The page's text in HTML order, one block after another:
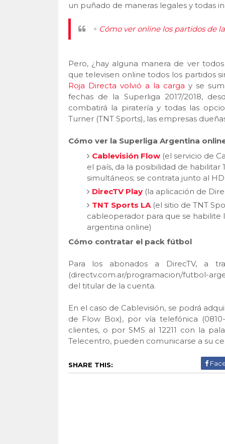
un puñado de maneras legales y todas
+ Cómo ver online los partidos de
Pero, ¿hay alguna manera de ver
que televisen online todos los partidos
Roja Directa volvió a la carga y se
fechas de la Superliga 2017/2018,
combatirá la piratería y todas las
Turner (TNT Sports), las empresas
Cómo ver la Superliga Argentina
Cablevisión Flow (el servicio de
el país, da la posibilidad de habilitar
simultáneos; se contrata junto al
DirecTV Play (la aplicación de
TNT Sports LA (el sitio de TNT
cableoperador para que se habilite
argentina online)
Cómo contratar el pack fútbol
Para los abonados a DirecTV, a
(directv.com.ar/programacion/futbol-
del titular de la cuenta.
En el caso de Cablevisión, se podrá
de Flow Box), por vía telefónica
clientes, o por SMS al 12211 con la
Telecentro, pueden comunicarse a su
SHARE THIS: